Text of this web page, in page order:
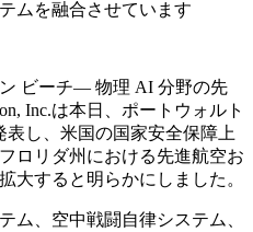
ムを融合させています
ビーチ— 物理 AI 分野の先
Inc.は本日、ポートウォルト
し、米国の国家安全保障上
ロリダ州における先進航空お
大すると明らかにしました。
ム、空中戦闘自律システム、